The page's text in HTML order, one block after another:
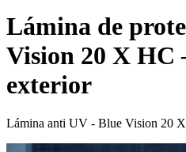
Lámina de
Vision 20 X HC
exterior
Lámina anti UV - Blue Vision 20